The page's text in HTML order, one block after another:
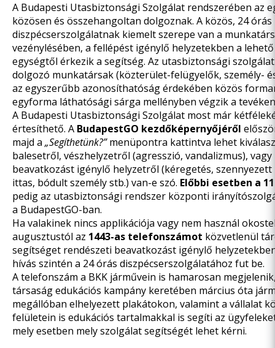
A Budapesti Utasbiztonsági Szolgálat rendszerében az
közösen és összehangoltan dolgoznak. A közös, 24 órás
diszpécserszolgálatnak kiemelt szerepe van a
vezénylésében, a fellépést igénylő helyzetekben a
egységtől érkezik a segítség. Az utasbiztonsági
dolgozó munkatársak (közterület-felügyelők, személy-
az egyszerűbb azonosíthatóság érdekében közös
egyforma láthatósági sárga mellényben végzik a
A Budapesti Utasbiztonsági Szolgálat most már
értesíthető. A BudapestGO kezdőképernyőjéről
majd a „Segíthetünk?”menüpontra kattintva lehet
balesetről, vészhelyzetről (agresszió, vandalizmus),
beavatkozást igénylő helyzetről (kéregetés,
ittas, bódult személy stb.) van-e szó. Előbbi esetben a
pedig az utasbiztonsági rendszer központi
a BudapestGO-ban.
Ha valakinek nincs applikációja vagy nem használ
augusztustól az 1443-as telefonszámot közvetlenül
segítséget rendészeti beavatkozást igénylő
hívás szintén a 24 órás diszpécserszolgálatához fut be.
A telefonszám a BKK járművein is hamarosan
társaság edukációs kampány keretében március óta
megállóban elhelyezett plakátokon, valamint a vállalat
felületein is edukációs tartalmakkal is segíti az
mely esetben mely szolgálat segítségét lehet kérni.